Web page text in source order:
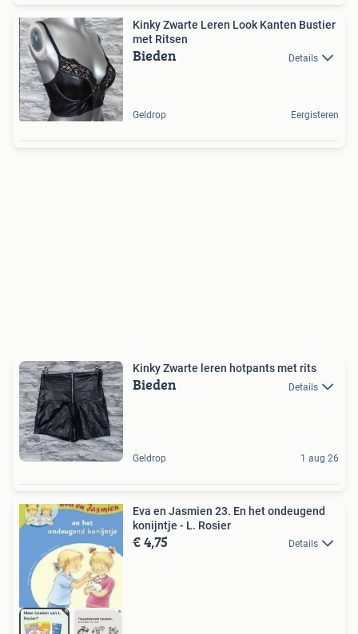
Kinky Zwarte Leren Look Kanten Bustier
met Ritsen
Bieden Details
Geldrop Eergisteren
Kinky Zwarte leren hotpants met rits
Bieden Details
Geldrop 1 aug 26
Eva en Jasmien 23. En het ondeugend
konijntje - L. Rosier
€ 4,75 Details